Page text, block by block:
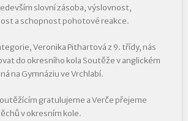
slovní zásoba, výslovnost,
a schopnost pohotové reakce.
Veronika Pithartová z 9. třídy, nás
do okresního kola Soutěže v anglickém
na Gymnáziu ve Vrchlabí.
gratulujeme a Verče přejeme
v okresním kole.